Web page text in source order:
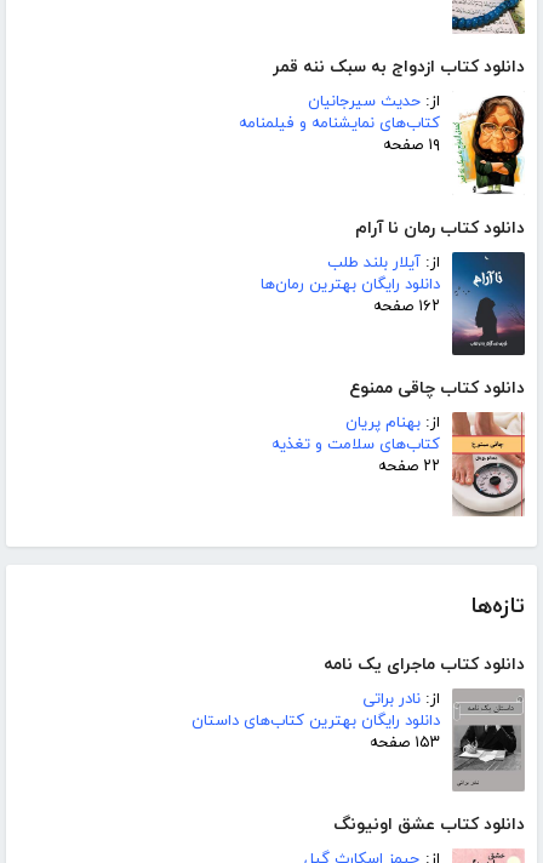
دانلود کتاب ازدواج به سبک ننه قمر
از: حدیث سیرجانیان
کتاب‌های نمایشنامه و فیلمنامه
۱۹ صفحه
دانلود کتاب رمان نا آرام
از: آیلار بلند طلب
دانلود رایگان بهترین رمان‌ها
۱۶۲ صفحه
دانلود کتاب چاقی ممنوع
از: بهنام پریان
کتاب‌های سلامت و تغذیه
۲۲ صفحه
تازه‌ها
دانلود کتاب ماجرای یک نامه
از: نادر براتی
دانلود رایگان بهترین کتاب‌های داستان
۱۵۳ صفحه
دانلود کتاب عشق اونیونگ